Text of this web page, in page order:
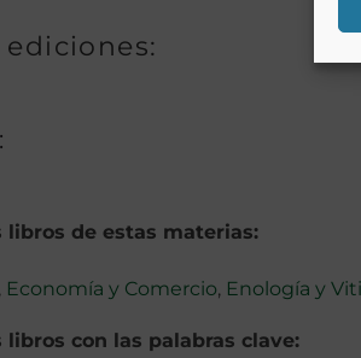
ediciones:
libros de estas materias:
, Economía y Comercio, Enología y
libros con las palabras clave: